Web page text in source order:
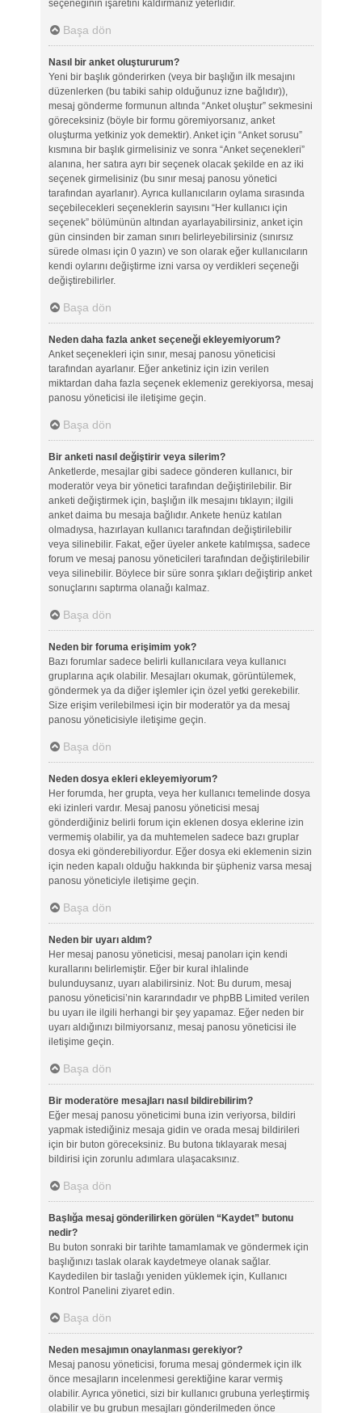
seçeneğinin işaretini kaldırmanız yeterlidir.
Başa dön
Nasıl bir anket oluştururum?
Yeni bir başlık gönderirken (veya bir başlığın ilk mesajını
düzenlerken (bu tabiki sahip olduğunuz izne bağlıdır)),
mesaj gönderme formunun altında “Anket oluştur” sekmesini
göreceksiniz (böyle bir formu göremiyorsanız, anket
oluşturma yetkiniz yok demektir). Anket için “Anket sorusu”
kısmına bir başlık girmelisiniz ve sonra “Anket seçenekleri”
alanına, her satıra ayrı bir seçenek olacak şekilde en az iki
seçenek girmelisiniz (bu sınır mesaj panosu yönetici
tarafından ayarlanır). Ayrıca kullanıcıların oylama sırasında
seçebilecekleri seçeneklerin sayısını “Her kullanıcı için
seçenek” bölümünün altından ayarlayabilirsiniz, anket için
gün cinsinden bir zaman sınırı belirleyebilirsiniz (sınırsız
sürede olması için 0 yazın) ve son olarak eğer kullanıcıların
kendi oylarını değiştirme izni varsa oy verdikleri seçeneği
değiştirebilirler.
Başa dön
Neden daha fazla anket seçeneği ekleyemiyorum?
Anket seçenekleri için sınır, mesaj panosu yöneticisi
tarafından ayarlanır. Eğer anketiniz için izin verilen
miktardan daha fazla seçenek eklemeniz gerekiyorsa, mesaj
panosu yöneticisi ile iletişime geçin.
Başa dön
Bir anketi nasıl değiştirir veya silerim?
Anketlerde, mesajlar gibi sadece gönderen kullanıcı, bir
moderatör veya bir yönetici tarafından değiştirilebilir. Bir
anketi değiştirmek için, başlığın ilk mesajını tıklayın; ilgili
anket daima bu mesaja bağlıdır. Ankete henüz katılan
olmadıysa, hazırlayan kullanıcı tarafından değiştirilebilir
veya silinebilir. Fakat, eğer üyeler ankete katılmışsa, sadece
forum ve mesaj panosu yöneticileri tarafından değiştirilebilir
veya silinebilir. Böylece bir süre sonra şıkları değiştirip anket
sonuçlarını saptırma olanağı kalmaz.
Başa dön
Neden bir foruma erişimim yok?
Bazı forumlar sadece belirli kullanıcılara veya kullanıcı
gruplarına açık olabilir. Mesajları okumak, görüntülemek,
göndermek ya da diğer işlemler için özel yetki gerekebilir.
Size erişim verilebilmesi için bir moderatör ya da mesaj
panosu yöneticisiyle iletişime geçin.
Başa dön
Neden dosya ekleri ekleyemiyorum?
Her forumda, her grupta, veya her kullanıcı temelinde dosya
eki izinleri vardır. Mesaj panosu yöneticisi mesaj
gönderdiğiniz belirli forum için eklenen dosya eklerine izin
vermemiş olabilir, ya da muhtemelen sadece bazı gruplar
dosya eki gönderebiliyordur. Eğer dosya eki eklemenin sizin
için neden kapalı olduğu hakkında bir şüpheniz varsa mesaj
panosu yöneticiyle iletişime geçin.
Başa dön
Neden bir uyarı aldım?
Her mesaj panosu yöneticisi, mesaj panoları için kendi
kurallarını belirlemiştir. Eğer bir kural ihlalinde
bulunduysanız, uyarı alabilirsiniz. Not: Bu durum, mesaj
panosu yöneticisi’nin kararındadır ve phpBB Limited verilen
bu uyarı ile ilgili herhangi bir şey yapamaz. Eğer neden bir
uyarı aldığınızı bilmiyorsanız, mesaj panosu yöneticisi ile
iletişime geçin.
Başa dön
Bir moderatöre mesajları nasıl bildirebilirim?
Eğer mesaj panosu yöneticimi buna izin veriyorsa, bildiri
yapmak istediğiniz mesaja gidin ve orada mesaj bildirileri
için bir buton göreceksiniz. Bu butona tıklayarak mesaj
bildirisi için zorunlu adımlara ulaşacaksınız.
Başa dön
Başlığa mesaj gönderilirken görülen “Kaydet” butonu
nedir?
Bu buton sonraki bir tarihte tamamlamak ve göndermek için
başlığınızı taslak olarak kaydetmeye olanak sağlar.
Kaydedilen bir taslağı yeniden yüklemek için, Kullanıcı
Kontrol Panelini ziyaret edin.
Başa dön
Neden mesajımın onaylanması gerekiyor?
Mesaj panosu yöneticisi, foruma mesaj göndermek için ilk
önce mesajların incelenmesi gerektiğine karar vermiş
olabilir. Ayrıca yönetici, sizi bir kullanıcı grubuna yerleştirmiş
olabilir ve bu grubun mesajları gönderilmeden önce